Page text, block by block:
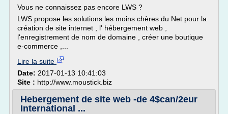
Vous ne connaissez pas encore LWS ?
LWS propose les solutions les moins chères du Net pour la
création de site internet , l' hébergement web ,
l'enregistrement de nom de domaine , créer une boutique
e-commerce ,...
Lire la suite
Date: 2017-01-13 10:41:03
Site : http://www.moustick.biz
Hebergement de site web -de 4$can/2eur
International ...